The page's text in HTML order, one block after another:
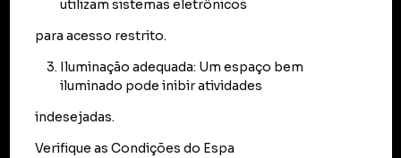
utilizam sistemas eletrônicos
para acesso restrito.
Iluminação adequada: Um espaço bem
iluminado pode inibir atividades
indesejadas.
Verifique as Condições do Espa